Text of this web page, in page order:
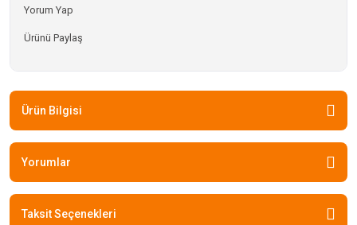
Yorum Yap
Ürünü Paylaş
Ürün Bilgisi
Yorumlar
Taksit Seçenekleri